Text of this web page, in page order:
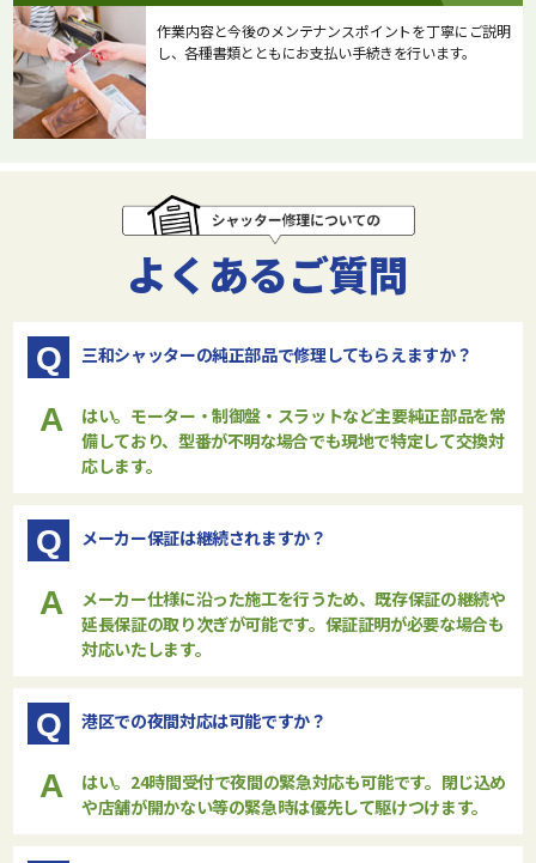
作業内容と今後のメンテナンスポイントを丁寧にご説明
し、各種書類とともにお支払い手続きを行います。
よくあるご質問
Q 三和シャッターの純正部品で修理してもらえますか？
A
はい。モーター・制御盤・スラットなど主要純正部品を常
備しており、型番が不明な場合でも現地で特定して交換対
応します。
Q メーカー保証は継続されますか？
A
メーカー仕様に沿った施工を行うため、既存保証の継続や
延長保証の取り次ぎが可能です。保証証明が必要な場合も
対応いたします。
Q 港区での夜間対応は可能ですか？
A
はい。24時間受付で夜間の緊急対応も可能です。閉じ込め
や店舗が開かない等の緊急時は優先して駆けつけます。